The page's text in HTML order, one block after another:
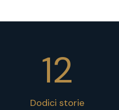
12
Dodici storie